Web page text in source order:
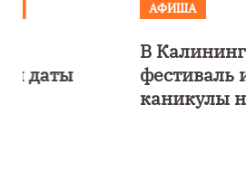
В Калининграде
фестиваль искусств
каникулы на Балтике»